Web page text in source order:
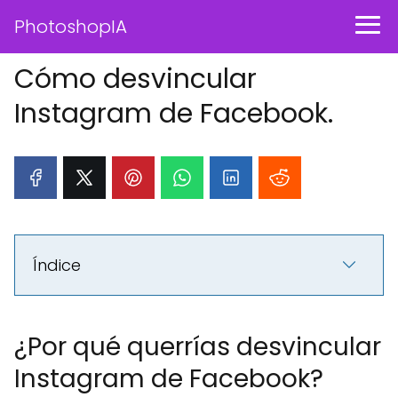
PhotoshopIA
Cómo desvincular
Instagram de Facebook.
Índice
¿Por qué querrías desvincular
Instagram de Facebook?